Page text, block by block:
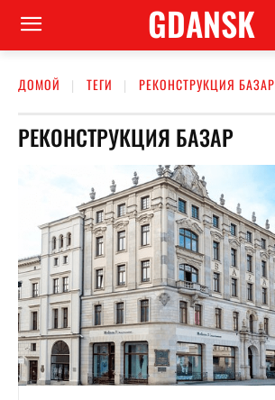
GDANSK
ДОМОЙ ТЕГИ РЕКОНСТРУКЦИЯ БАЗАР
РЕКОНСТРУКЦИЯ БАЗАР